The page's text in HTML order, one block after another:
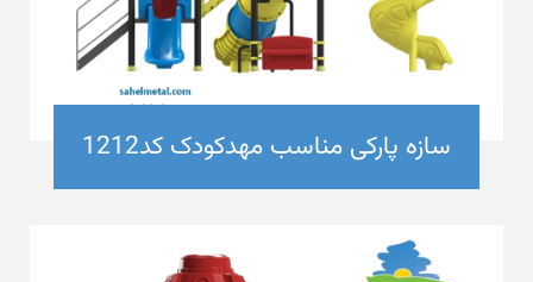
سازه پارکی مناسب مهدکودک کد1212